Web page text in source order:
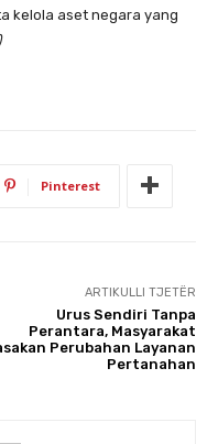
kelola aset negara yang
Pinterest
ARTIKULLI TJETËR
Urus Sendiri Tanpa
Perantara, Masyarakat
Perubahan Layanan
Pertanahan